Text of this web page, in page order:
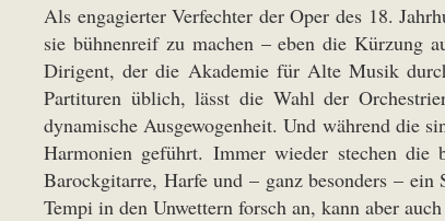
Als engagierter Verfechter der Oper des 18.
sie bühnenreif zu machen – eben die Kürzung
Dirigent, der die Akademie für Alte Musik
Partituren üblich, lässt die Wahl der
dynamische Ausgewogenheit. Und während die
Harmonien geführt. Immer wieder stechen die
Barockgitarre, Harfe und – ganz besonders –
Tempi in den Unwettern forsch an, kann aber